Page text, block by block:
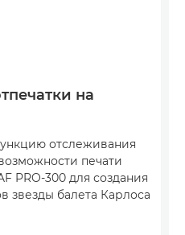
на
отслеживания
печати
PRO-300 для создания
звезды балета Карлоса